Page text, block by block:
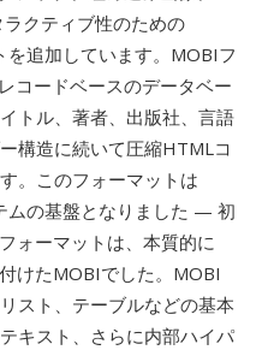
クティブ性のための
を追加しています。MOBIフ
コードベースのデータベー
トル、著者、出版社、言語
構造に続いて圧縮HTMLコ
。このフォーマットは
ムの基盤となりました — 初
ォーマットは、本質的に
けたMOBIでした。MOBI
スト、テーブルなどの基本
キスト、さらに内部ハイパ